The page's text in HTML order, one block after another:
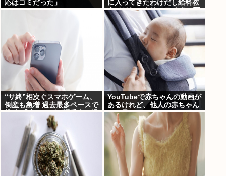
応はゴミだった」
に入ってきたわけだし給料教
えてほしいナリ」ワイ「16万
だよ」⇒結果！
“サ終”相次ぐスマホゲーム、
倒産も急増 過去最多ペースで
推移 「当たれば一攫千金」過
去の時代に
YouTubeで赤ちゃんの動画が
あるけれど、他人の赤ちゃん
って見たいのか？